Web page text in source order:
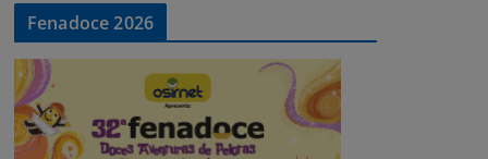
Fenadoce 2026